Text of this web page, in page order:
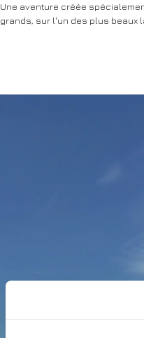
Une aventure créée
grands, sur l'un des plus beaux